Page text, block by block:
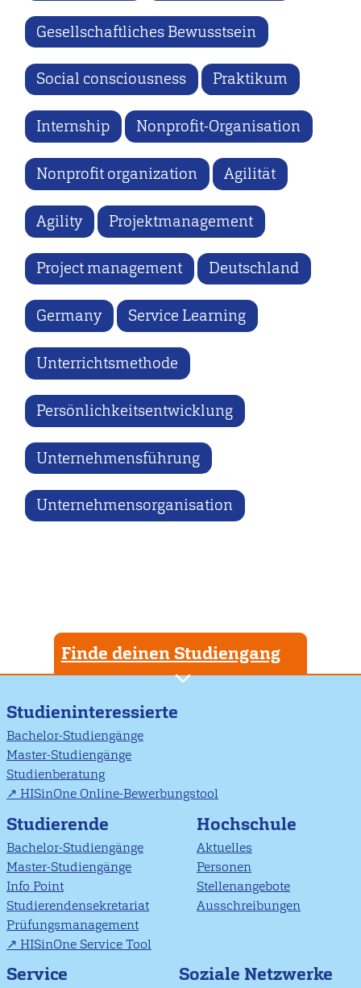
Gesellschaftliches Bewusstsein
Social consciousness Praktikum
Internship Nonprofit-Organisation
Nonprofit organization Agilität
Agility Projektmanagement
Project management Deutschland
Germany Service Learning
Unterrichtsmethode
Persönlichkeitsentwicklung
Unternehmensführung
Unternehmensorganisation
Finde deinen Studiengang
Studieninteressierte
Bachelor-Studiengänge
Master-Studiengänge
Studienberatung
HISinOne Online-Bewerbungstool
Studierende
Bachelor-Studiengänge
Master-Studiengänge
Info Point
Studierendensekretariat
Prüfungsmanagement
HISinOne Service Tool
Hochschule
Aktuelles
Personen
Stellenangebote
Ausschreibungen
Service Soziale Netzwerke